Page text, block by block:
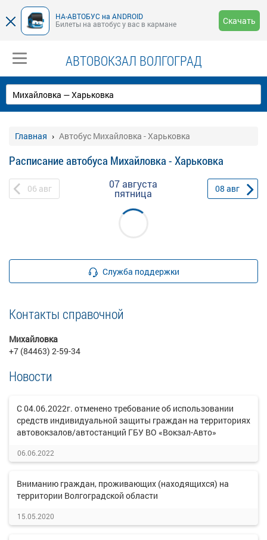
НА-АВТОБУС на ANDROID
Билеты на автобус у вас в кармане
Скачать
АВТОВОКЗАЛ ВОЛГОГРАД
Главная Автобус Михайловка - Харьковка
Расписание автобуса Михайловка - Харьковка
06 авг 07 августа
пятница 08 авг
Служба поддержки
Контакты справочной
Михайловка
+7 (84463) 2-59-34
Новости
С 04.06.2022г. отменено требование об использовании
средств индивидуальной защиты граждан на территориях
автовокзалов/автостанций ГБУ ВО «Вокзал-Авто»
06.06.2022
Вниманию граждан, проживающих (находящихся) на
территории Волгоградской области
15.05.2020